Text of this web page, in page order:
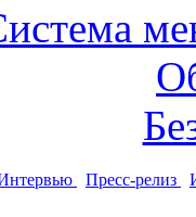
Пресс-релиз